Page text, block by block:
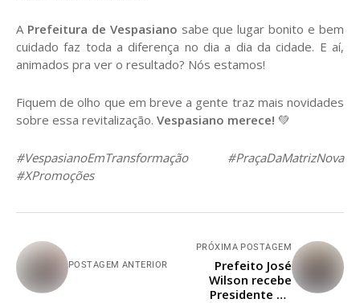
A Prefeitura de Vespasiano sabe que lugar bonito e bem
cuidado faz toda a diferença no dia a dia da cidade. E aí,
animados pra ver o resultado? Nós estamos!
Fiquem de olho que em breve a gente traz mais novidades
sobre essa revitalização. Vespasiano merece! 💚
#VespasianoEmTransformação #PraçaDaMatrizNova
#XPromoções
POSTAGEM ANTERIOR
PRÓXIMA POSTAGEM
Prefeito José
Wilson recebe
Presidente do